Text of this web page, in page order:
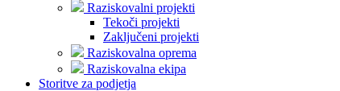
Raziskovalni projekti
Tekoči projekti
Zaključeni projekti
Raziskovalna oprema
Raziskovalna ekipa
Storitve za podjetja